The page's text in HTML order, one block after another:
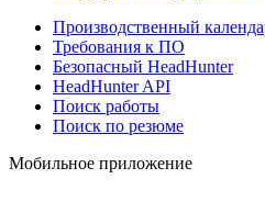
Производственный
Требования к ПО
Безопасный HeadHunter
HeadHunter API
Поиск работы
Поиск по резюме
Мобильное приложение